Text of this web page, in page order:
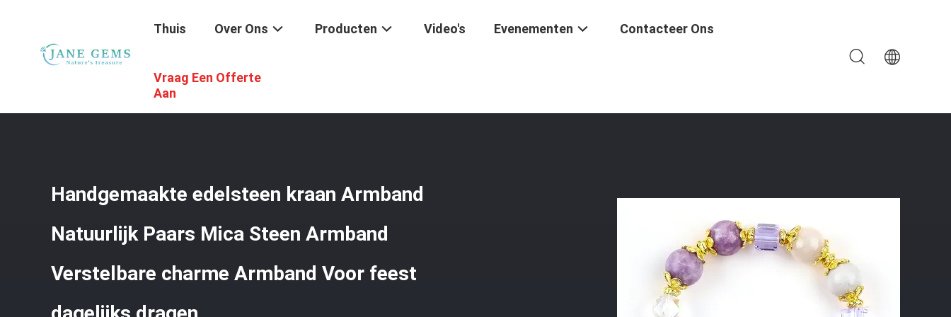
Thuis Over Ons Producten Video's Evenementen Contacteer Ons
Vraag Een Offerte
Aan
Handgemaakte Juwelen Van Edelstenen
Handgemaakte edelsteen kraan Armband
Natuurlijk Paars Mica Steen Armband
Verstelbare charme Armband Voor feest